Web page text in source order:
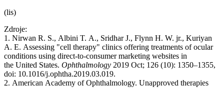
(lis)
Zdroje:
1. Nirwan R. S., Albini T. A., Sridhar J., Flynn H. W. jr., Kuriyan
A. E. Assessing "cell therapy" clinics offering treatments of ocular
conditions using direct-to-consumer marketing websites in
the United States. Ophthalmology 2019 Oct; 126 (10): 1350–1355,
doi: 10.1016/j.ophtha.2019.03.019.
2. American Academy of Ophthalmology. Unapproved therapies